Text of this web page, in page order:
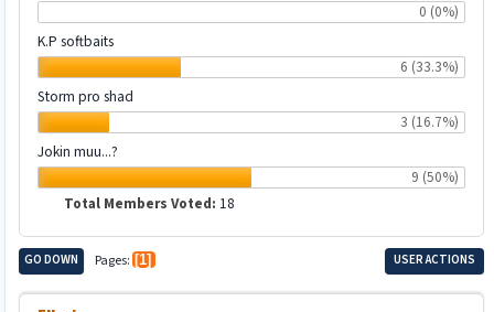
0 (0%)
K.P softbaits
6 (33.3%)
Storm pro shad
3 (16.7%)
Jokin muu...?
9 (50%)
Total Members Voted: 18
GO DOWN Pages 1 USER ACTIONS